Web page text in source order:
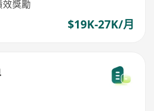
獎勵
$19K-27K/月